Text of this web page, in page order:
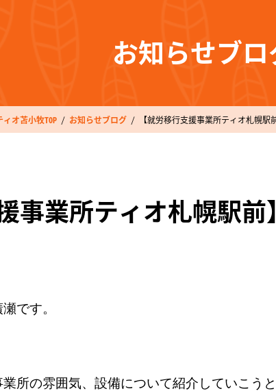
お知らせブロ
オ苫小牧TOP お知らせブログ 【就労移行支援事業所ティオ札幌駅
事業所ティオ札幌駅
です。
所の雰囲気、設備について紹介していこうと